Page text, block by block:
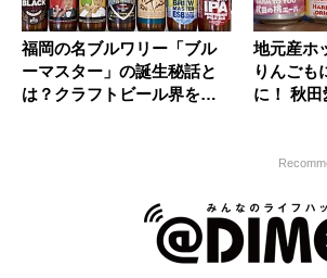
福岡の名ブルワリー「ブル
ーマスター」の誕生秘話と
は？クラフトビール界を支
地元産ホ
りんごも
に！ 秋